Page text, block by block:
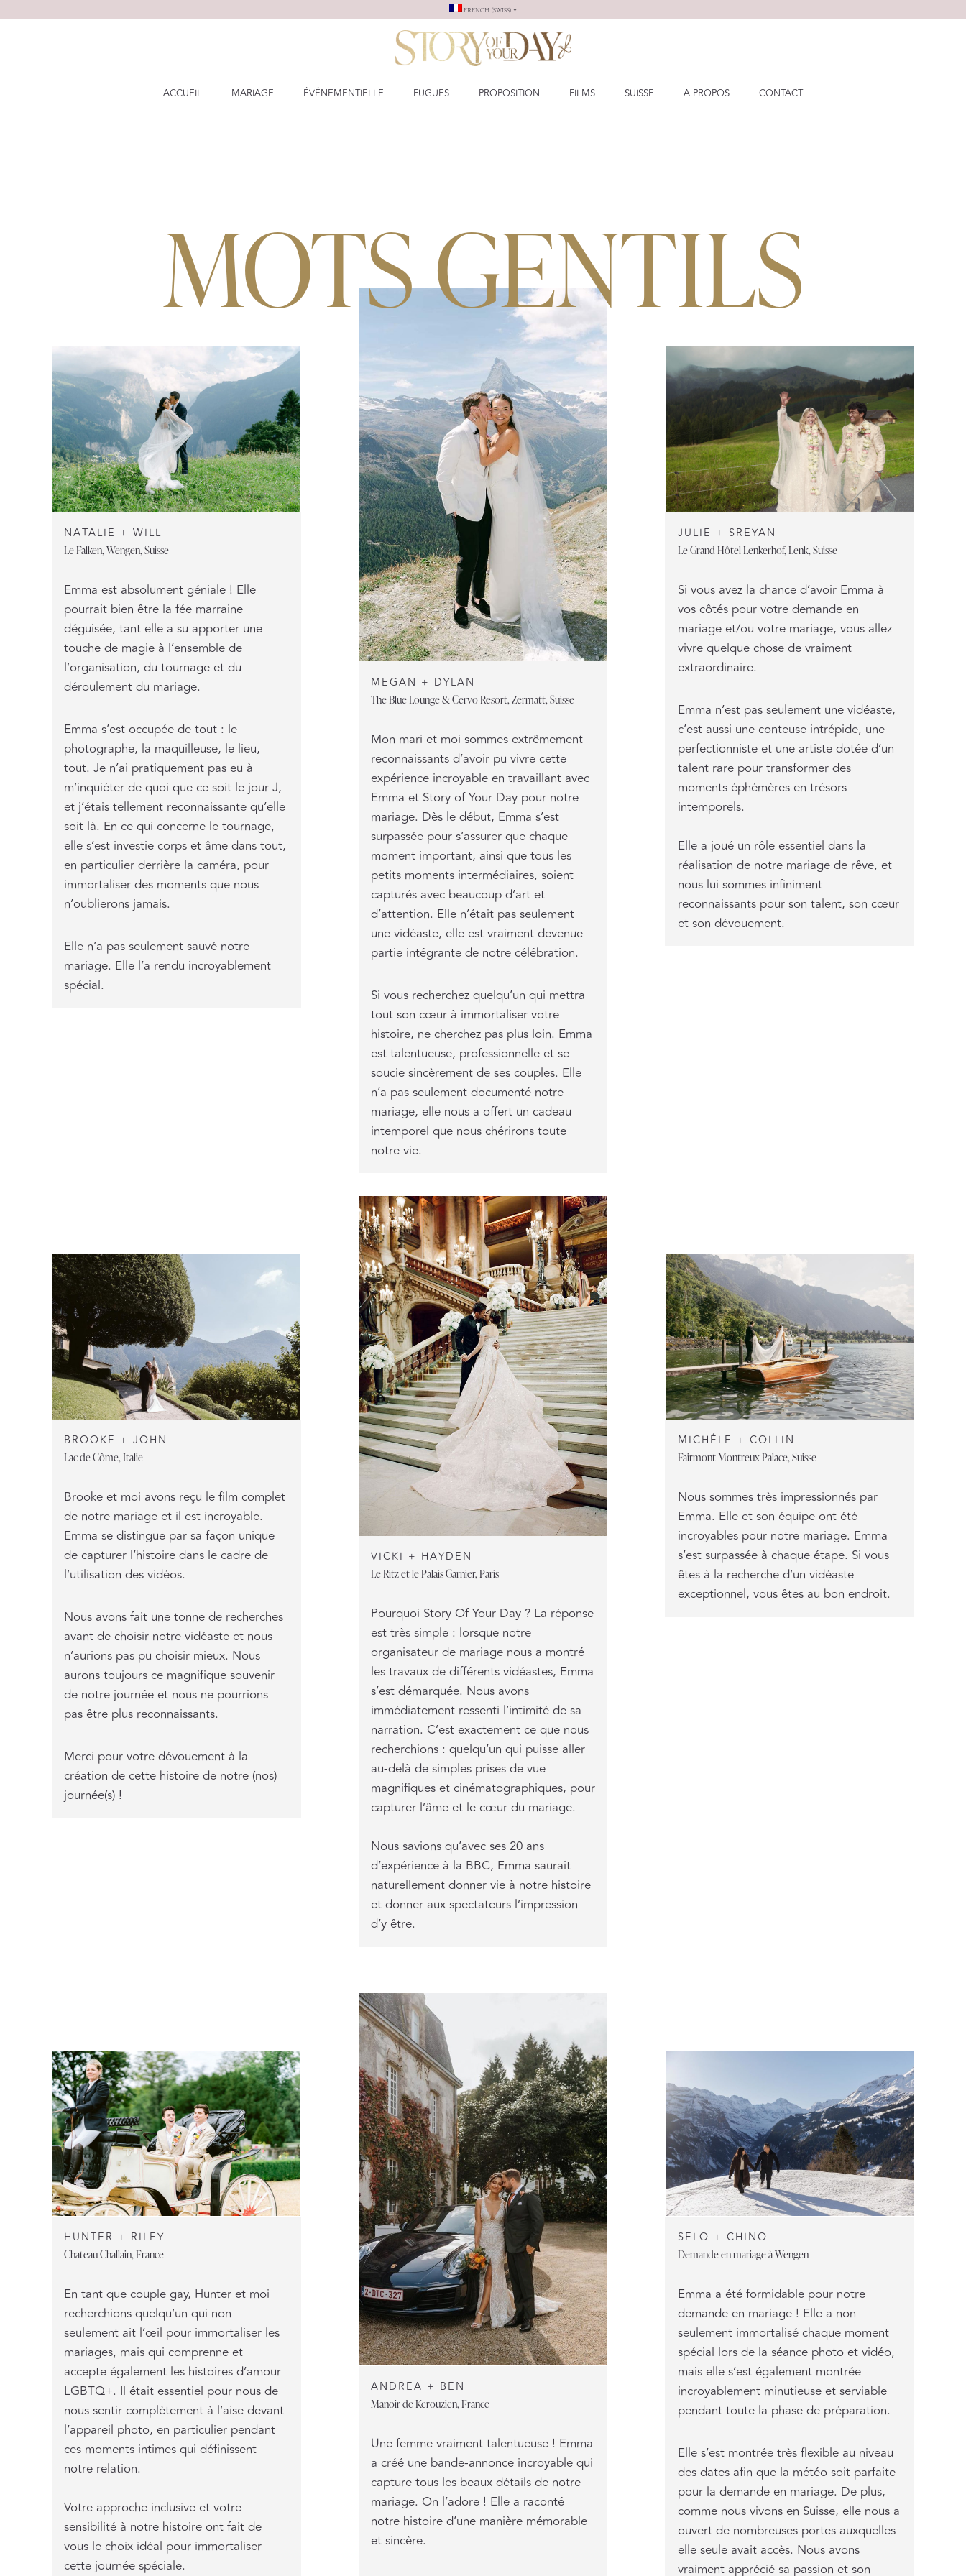
FRENCH (SWISS)
ACCUEIL MARIAGE ÉVÉNEMENTIELLE FUGUES PROPOSITION FILMS SUISSE A PROPOS CONTACT
MOTS GENTILS
NATALIE + WILL
Le Falken, Wengen, Suisse
Emma est absolument géniale ! Elle
pourrait bien être la fée marraine
déguisée, tant elle a su apporter une
touche de magie à l’ensemble de
l’organisation, du tournage et du
déroulement du mariage.
Emma s’est occupée de tout : le
photographe, la maquilleuse, le lieu,
tout. Je n’ai pratiquement pas eu à
m’inquiéter de quoi que ce soit le jour J,
et j’étais tellement reconnaissante qu’elle
soit là. En ce qui concerne le tournage,
elle s’est investie corps et âme dans tout,
en particulier derrière la caméra, pour
immortaliser des moments que nous
n’oublierons jamais.
Elle n’a pas seulement sauvé notre
mariage. Elle l’a rendu incroyablement
spécial.
MEGAN + DYLAN
The Blue Lounge & Cervo Resort, Zermatt, Suisse
Mon mari et moi sommes extrêmement
reconnaissants d’avoir pu vivre cette
expérience incroyable en travaillant avec
Emma et Story of Your Day pour notre
mariage. Dès le début, Emma s’est
surpassée pour s’assurer que chaque
moment important, ainsi que tous les
petits moments intermédiaires, soient
capturés avec beaucoup d’art et
d’attention. Elle n’était pas seulement
une vidéaste, elle est vraiment devenue
partie intégrante de notre célébration.
Si vous recherchez quelqu’un qui mettra
tout son cœur à immortaliser votre
histoire, ne cherchez pas plus loin. Emma
est talentueuse, professionnelle et se
soucie sincèrement de ses couples. Elle
n’a pas seulement documenté notre
mariage, elle nous a offert un cadeau
intemporel que nous chérirons toute
notre vie.
JULIE + SREYAN
Le Grand Hôtel Lenkerhof, Lenk, Suisse
Si vous avez la chance d’avoir Emma à
vos côtés pour votre demande en
mariage et/ou votre mariage, vous allez
vivre quelque chose de vraiment
extraordinaire.
Emma n’est pas seulement une vidéaste,
c’est aussi une conteuse intrépide, une
perfectionniste et une artiste dotée d’un
talent rare pour transformer des
moments éphémères en trésors
intemporels.
Elle a joué un rôle essentiel dans la
réalisation de notre mariage de rêve, et
nous lui sommes infiniment
reconnaissants pour son talent, son cœur
et son dévouement.
BROOKE + JOHN
Lac de Côme, Italie
Brooke et moi avons reçu le film complet
de notre mariage et il est incroyable.
Emma se distingue par sa façon unique
de capturer l’histoire dans le cadre de
l’utilisation des vidéos.
Nous avons fait une tonne de recherches
avant de choisir notre vidéaste et nous
n’aurions pas pu choisir mieux. Nous
aurons toujours ce magnifique souvenir
de notre journée et nous ne pourrions
pas être plus reconnaissants.
Merci pour votre dévouement à la
création de cette histoire de notre (nos)
journée(s) !
VICKI + HAYDEN
Le Ritz et le Palais Garnier, Paris
Pourquoi Story Of Your Day ? La réponse
est très simple : lorsque notre
organisateur de mariage nous a montré
les travaux de différents vidéastes, Emma
s’est démarquée. Nous avons
immédiatement ressenti l’intimité de sa
narration. C’est exactement ce que nous
recherchions : quelqu’un qui puisse aller
au-delà de simples prises de vue
magnifiques et cinématographiques, pour
capturer l’âme et le cœur du mariage.
Nous savions qu’avec ses 20 ans
d’expérience à la BBC, Emma saurait
naturellement donner vie à notre histoire
et donner aux spectateurs l’impression
d’y être.
MICHÉLE + COLLIN
Fairmont Montreux Palace, Suisse
Nous sommes très impressionnés par
Emma. Elle et son équipe ont été
incroyables pour notre mariage. Emma
s’est surpassée à chaque étape. Si vous
êtes à la recherche d’un vidéaste
exceptionnel, vous êtes au bon endroit.
HUNTER + RILEY
Chateau Challain, France
En tant que couple gay, Hunter et moi
recherchions quelqu’un qui non
seulement ait l’œil pour immortaliser les
mariages, mais qui comprenne et
accepte également les histoires d’amour
LGBTQ+. Il était essentiel pour nous de
nous sentir complètement à l’aise devant
l’appareil photo, en particulier pendant
ces moments intimes qui définissent
notre relation.
Votre approche inclusive et votre
sensibilité à notre histoire ont fait de
vous le choix idéal pour immortaliser
cette journée spéciale.
ANDREA + BEN
Manoir de Kerouzien, France
Une femme vraiment talentueuse ! Emma
a créé une bande-annonce incroyable qui
capture tous les beaux détails de notre
mariage. On l’adore ! Elle a raconté
notre histoire d’une manière mémorable
et sincère.
SELO + CHINO
Demande en mariage à Wengen
Emma a été formidable pour notre
demande en mariage ! Elle a non
seulement immortalisé chaque moment
spécial lors de la séance photo et vidéo,
mais elle s’est également montrée
incroyablement minutieuse et serviable
pendant toute la phase de préparation.
Elle s’est montrée très flexible au niveau
des dates afin que la météo soit parfaite
pour la demande en mariage. De plus,
comme nous vivons en Suisse, elle nous a
ouvert de nombreuses portes auxquelles
elle seule avait accès. Nous avons
vraiment apprécié sa passion et son